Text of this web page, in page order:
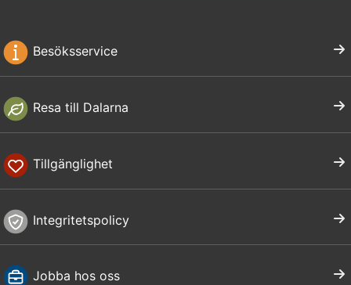
Besöksservice
Resa till Dalarna
Tillgänglighet
Integritetspolicy
Jobba hos oss